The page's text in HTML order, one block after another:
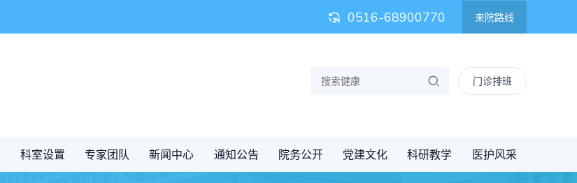
0516-68900770 来院路线
门诊排班
科室设置 专家团队 新闻中心 通知公告 院务公开 党建文化 科研教学 医护风采